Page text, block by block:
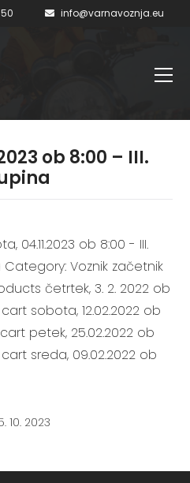
info@varnavoznja.eu
ob 8:00 – III.
04.11.2023 ob 8:00 - III.
Voznik začetnik
četrtek, 3. 2. 2022 ob
sobota, 12.02.2022 ob
petek, 25.02.2022 ob
sreda, 09.02.2022 ob
10. 2023